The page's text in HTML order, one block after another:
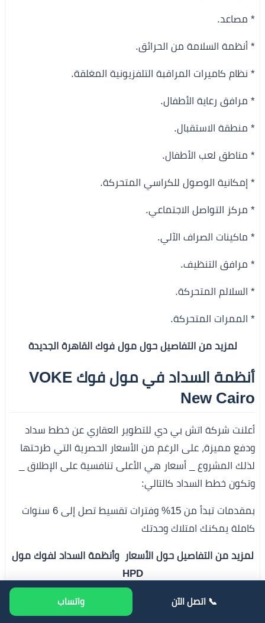
* مصاعد.
* أنظمة السلامة من الحرائق.
* نظام كاميرات المراقبة التلفزيونية المغلقة.
* مرافق رعاية الأطفال.
* منطقة الاستقبال.
* مناطق لعب الأطفال.
* إمكانية الوصول للكراسي المتحركة.
* مركز التواصل الاجتماعي.
* ماكينات الصراف الآلي.
* مرافق التنظيف.
* السلالم المتحركة.
* الممرات المتحركة.
لمزيد من التفاصيل حول مول فوك القاهرة الجديدة
أنظمة السداد في مول فوك VOKE
New Cairo
أعلنت شركة اتش بي دي للتطوير العقاري عن خطط سداد
ودفع مميزة، على الرغم من الأسعار الحصرية التي طرحتها
لذلك المشروع _ أسعار هي الأعلى تنافسية على الإطلاق _
وتكون خطط السداد كالتالي:
بمقدمات تبدأ من 15% وفترات تقسيط تصل إلى 6 سنوات
كاملة يمكنك امتلاك وحدتك
لمزيد من التفاصيل حول الأسعار وأنظمة السداد لفوك مول
HPD
نبذه عن المطور العقاري لمشروع فوك
📞 اتصل الآن واتساب